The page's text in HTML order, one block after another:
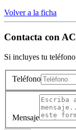
Volver a la ficha
Contacta con
Si incluyes tu
Teléfono
Mensaje